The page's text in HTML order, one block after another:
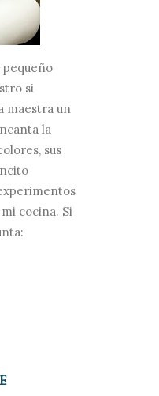
pequeño
si
maestra un
la
sus
cocina. Si